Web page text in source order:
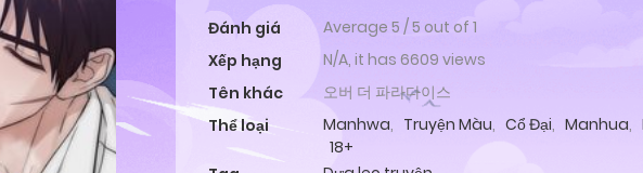
Đánh giá Average 5 /5 out of 1
Xếp hạng
N/A, it has 6609 views
Tên khác
오버 더 파라다이스
Thể loại
Manhwa, Truyện Màu, Cổ Đại, Manhua,
18+